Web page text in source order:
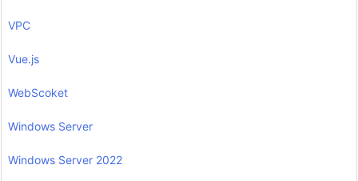
VPC
Vue.js
WebScoket
Windows Server
Windows Server 2022